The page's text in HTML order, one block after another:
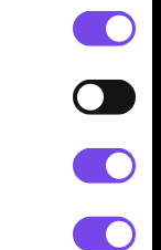
past goed in
set netter dan